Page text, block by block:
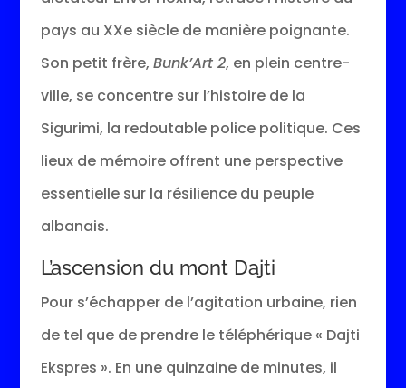
pays au XXe siècle de manière poignante.
Son petit frère, Bunk’Art 2, en plein centre-
ville, se concentre sur l’histoire de la
Sigurimi, la redoutable police politique. Ces
lieux de mémoire offrent une perspective
essentielle sur la résilience du peuple
albanais.
L’ascension du mont Dajti
Pour s’échapper de l’agitation urbaine, rien
de tel que de prendre le téléphérique « Dajti
Ekspres ». En une quinzaine de minutes, il